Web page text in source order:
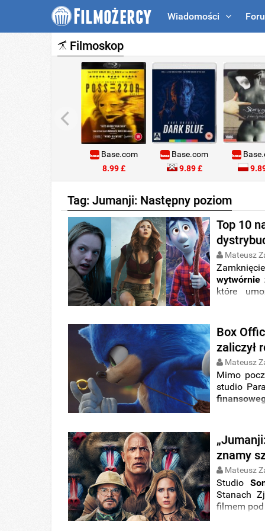
Wiadomości
Filmoskop
Base.com
8.99 £
Base.com
9.89 £
Tag: Jumanji: Następny poziom
Top 10
Mateusz
wytwórnie
które
do
miesiącem
produkcji
Box
zaliczył
Mateusz
Mimo
studio
które
spory
znamy
Mateusz
Studio
Stanach
filmem pod